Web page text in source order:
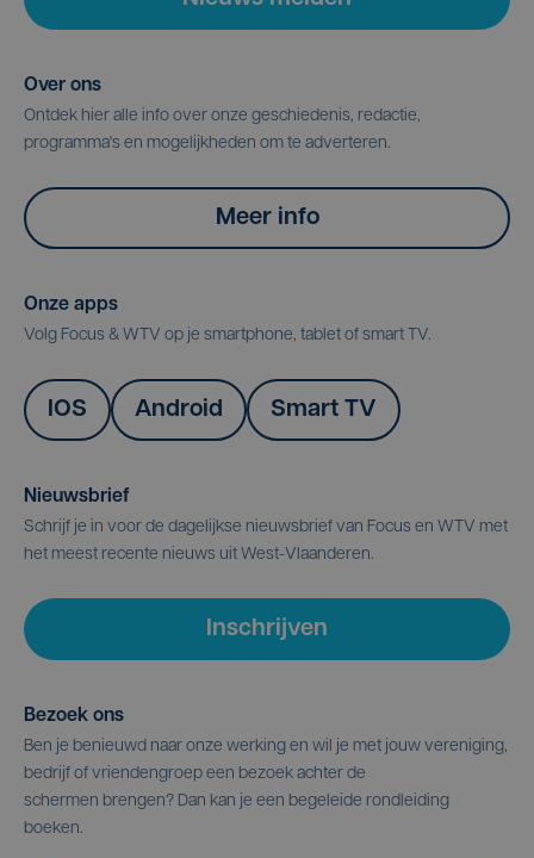
Over ons
Ontdek hier alle info over onze geschiedenis, redactie,
programma's en mogelijkheden om te adverteren.
Meer info
Onze apps
Volg Focus & WTV op je smartphone, tablet of smart TV.
IOS Android Smart TV
Nieuwsbrief
Schrijf je in voor de dagelijkse nieuwsbrief van Focus en WTV met
het meest recente nieuws uit West-Vlaanderen.
Inschrijven
Bezoek ons
Ben je benieuwd naar onze werking en wil je met jouw vereniging,
bedrijf of vriendengroep een bezoek achter de
schermen brengen? Dan kan je een begeleide rondleiding
boeken.